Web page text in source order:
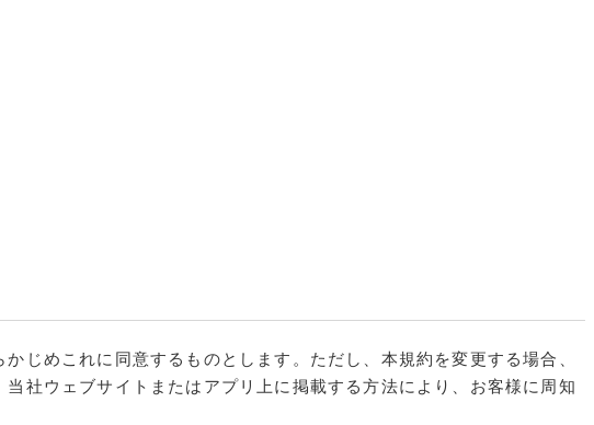
じめこれに同意するものとします。ただし、本規約を変更する場合、
社ウェブサイトまたはアプリ上に掲載する方法により、お客様に周知